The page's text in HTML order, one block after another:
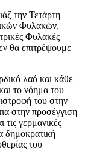
την Τετάρτη
Φυλακών,
Φυλακές
θα επιτρέψουμε
λαό και κάθε
το νόημα του
του στην
στην προσέγγιση
τις γερμανικές
δημοκρατική
του